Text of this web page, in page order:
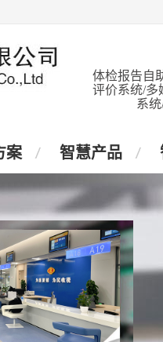
体检报告自
评价系统/多
系
案 智慧产品